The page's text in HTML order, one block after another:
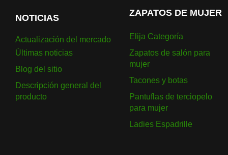
NOTICIAS
Actualización del mercado
Últimas noticias
Blog del sitio
Descripción general del
producto
ZAPATOS DE MUJER
Elija Categoría
Zapatos de salón para
mujer
Tacones y botas
Pantuflas de terciopelo
para mujer
Ladies Espadrille